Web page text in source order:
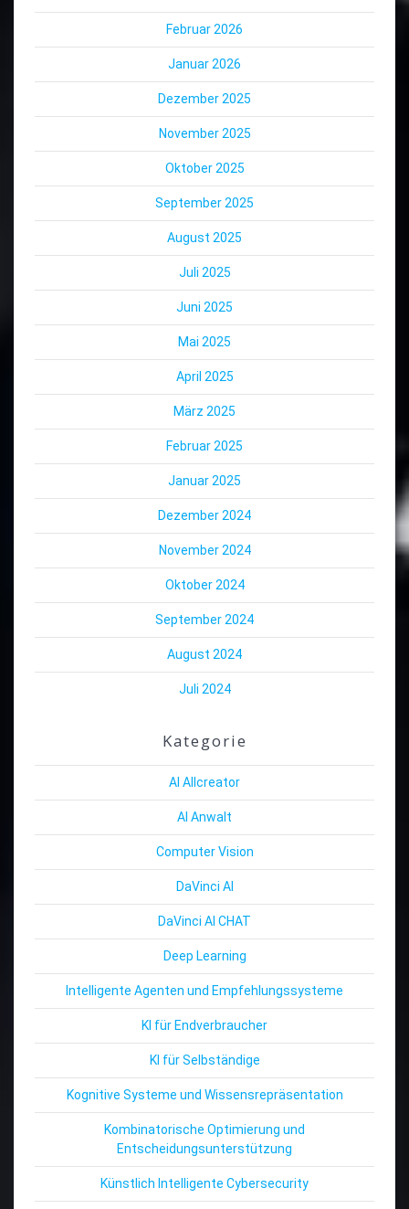
Februar 2026
Januar 2026
Dezember 2025
November 2025
Oktober 2025
September 2025
August 2025
Juli 2025
Juni 2025
Mai 2025
April 2025
März 2025
Februar 2025
Januar 2025
Dezember 2024
November 2024
Oktober 2024
September 2024
August 2024
Juli 2024
Kategorie
AI Allcreator
AI Anwalt
Computer Vision
DaVinci AI
DaVinci AI CHAT
Deep Learning
Intelligente Agenten und Empfehlungssysteme
KI für Endverbraucher
KI für Selbständige
Kognitive Systeme und Wissensrepräsentation
Kombinatorische Optimierung und
Entscheidungsunterstützung
Künstlich Intelligente Cybersecurity